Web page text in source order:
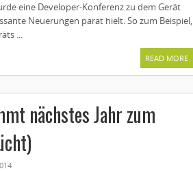
eine Developer-Konferenz zu dem Gerät
Neuerungen parat hielt. So zum Beispiel,
...
READ MORE
nächstes Jahr zum